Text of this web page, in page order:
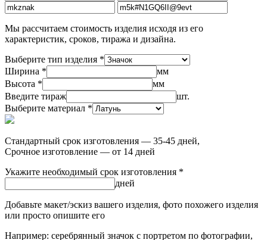
Мы рассчитаем стоимость изделия исходя из его
характеристик, сроков, тиража и дизайна.
Выберите тип изделия *
Ширина *
мм
Высота *
мм
Введите тираж
шт.
Выберите материал *
Стандартный срок изготовления — 35-45 дней,
Срочное изготовление — от 14 дней
Укажите необходимый срок изготовления *
дней
Добавьте макет/эскиз вашего изделия, фото похожего изделия
или просто опишите его
Например: серебрянный значок с портретом по фотографии,